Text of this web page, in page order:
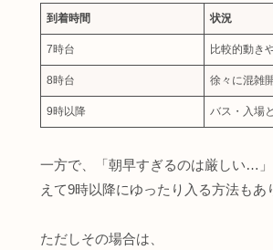
到着時間 状況
7時台 比較的動き
8時台 徐々に混雑
9時以降 バス・入場
一方で、「朝早すぎるのは厳しい…
えて9時以降にゆったり入る方法もあ
ただしその場合は、